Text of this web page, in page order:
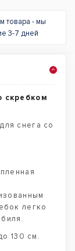
товара - мы
3-7 дней
скребком
снега со
легко
130 см.